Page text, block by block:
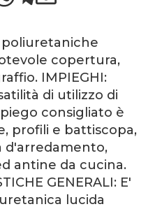
copertura,
IMPIEGHI:
di utilizzo di
consigliato è
profili e battiscopa,
d'arredamento,
antine da cucina.
GENERALI: E'
lucida